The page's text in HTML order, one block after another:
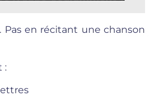
Pas en récitant une chanson
: